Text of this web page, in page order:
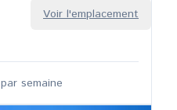
Voir l'emplacement
par semaine